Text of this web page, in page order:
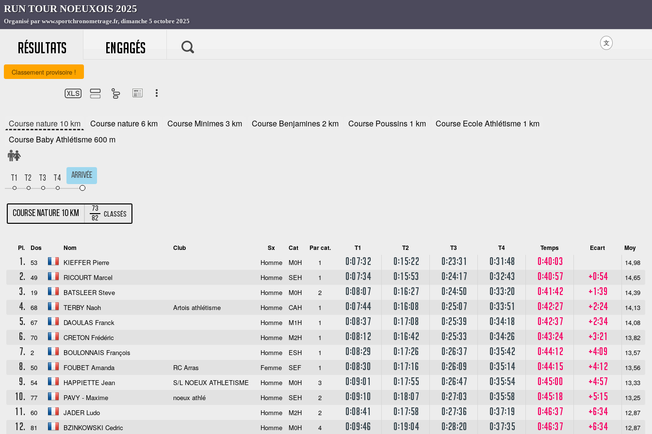
RÉSULTATS ENGAGÉS 文
Classement provisoire !
Course nature 10 km Course nature 6 km Course Minimes 3 km Course Benjamines 2 km Course Poussins 1 km
Course Ecole Athlétisme 1 km
Course Baby Athlétisme 600 m
T1 T2 T3 T4 Arrivée
Course nature 10 km
73
82
Classés
Pl. Dos Nom Club Sx Cat Par cat. T1 T2 T3 T4 Temps Ecart Moy
1. 53 KIEFFER Pierre Homme M0H 1 0:07:32 0:15:22 0:23:31 0:31:48 0:40:03 14,98
2. 49 RICOURT Marcel Homme SEH 1 0:07:34 0:15:53 0:24:17 0:32:43 0:40:57 +0:54 14,65
3. 19 BATSLEER Steve Homme M0H 2 0:08:07 0:16:27 0:24:50 0:33:20 0:41:42 +1:39 14,39
4. 68 TERBY Naoh Artois athlétisme Homme CAH 1 0:07:44 0:16:08 0:25:07 0:33:51 0:42:27 +2:24 14,13
5. 67 DAOULAS Franck Homme M1H 1 0:08:37 0:17:08 0:25:39 0:34:18 0:42:37 +2:34 14,08
6. 70 CRETON Frédéric Homme M2H 1 0:08:12 0:16:42 0:25:33 0:34:26 0:43:24 +3:21 13,82
7. 2 BOULONNAIS François Homme ESH 1 0:08:29 0:17:26 0:26:37 0:35:42 0:44:12 +4:09 13,57
8. 50 FOUBET Amanda RC Arras Femme SEF 1 0:08:30 0:17:16 0:26:09 0:35:14 0:44:15 +4:12 13,56
9. 54 HAPPIETTE Jean S/L NOEUX ATHLETISME Homme M0H 3 0:09:01 0:17:55 0:26:47 0:35:54 0:45:00 +4:57 13,33
10. 77 PAVY - Maxime noeux athlé Homme SEH 2 0:09:10 0:18:07 0:27:03 0:35:58 0:45:18 +5:15 13,25
11. 60 JADER Ludo Homme M2H 2 0:08:41 0:17:58 0:27:36 0:37:19 0:46:37 +6:34 12,87
12. 81 BZINKOWSKI Cedric Homme M0H 4 0:09:46 0:19:04 0:28:20 0:37:35 0:46:37 +6:34 12,87